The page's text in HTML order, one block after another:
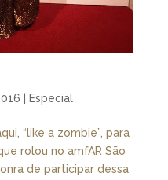
Especial
“like a zombie”, para
rolou no amfAR São
de participar dessa